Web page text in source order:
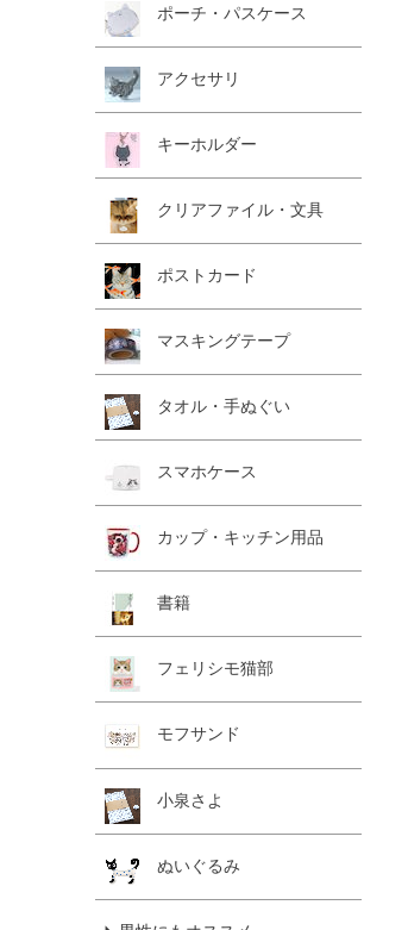
ポーチ・パスケース
アクセサリ
キーホルダー
クリアファイル・文具
ポストカード
マスキングテープ
タオル・手ぬぐい
スマホケース
カップ・キッチン用品
書籍
フェリシモ猫部
モフサンド
小泉さよ
ぬいぐるみ